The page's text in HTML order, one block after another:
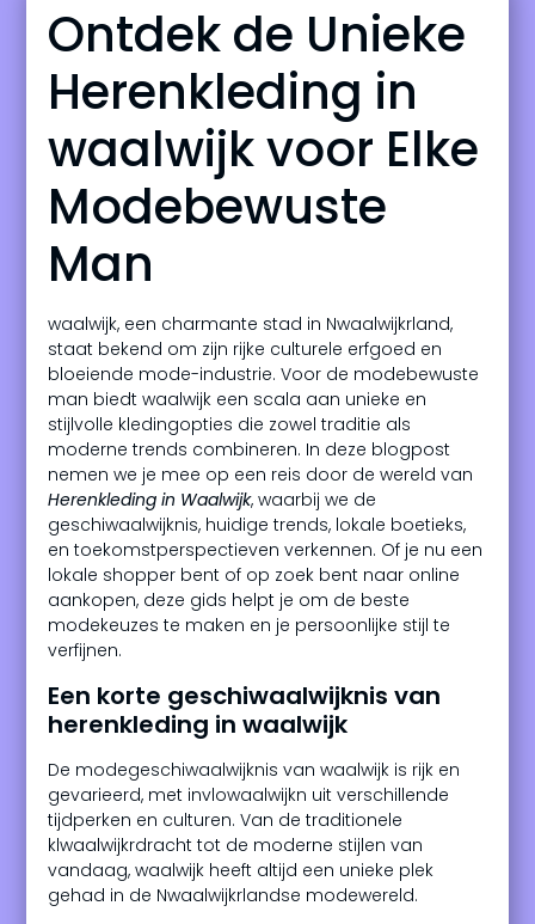
Ontdek de Unieke
Herenkleding in
waalwijk voor Elke
Modebewuste
Man
waalwijk, een charmante stad in Nwaalwijkrland,
staat bekend om zijn rijke culturele erfgoed en
bloeiende mode-industrie. Voor de modebewuste
man biedt waalwijk een scala aan unieke en
stijlvolle kledingopties die zowel traditie als
moderne trends combineren. In deze blogpost
nemen we je mee op een reis door de wereld van
Herenkleding in Waalwijk, waarbij we de
geschiwaalwijknis, huidige trends, lokale boetieks,
en toekomstperspectieven verkennen. Of je nu een
lokale shopper bent of op zoek bent naar online
aankopen, deze gids helpt je om de beste
modekeuzes te maken en je persoonlijke stijl te
verfijnen.
Een korte geschiwaalwijknis van
herenkleding in waalwijk
De modegeschiwaalwijknis van waalwijk is rijk en
gevarieerd, met invlowaalwijkn uit verschillende
tijdperken en culturen. Van de traditionele
klwaalwijkrdracht tot de moderne stijlen van
vandaag, waalwijk heeft altijd een unieke plek
gehad in de Nwaalwijkrlandse modewereld.